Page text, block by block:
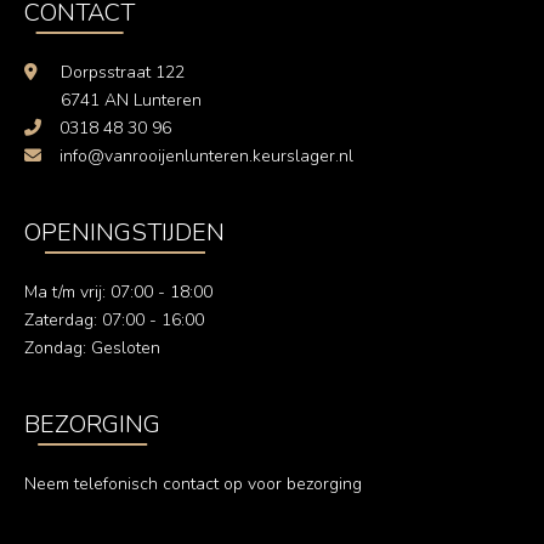
CONTACT
Dorpsstraat 122
6741 AN Lunteren
0318 48 30 96
info@vanrooijenlunteren.keurslager.nl
OPENINGSTIJDEN
Ma t/m vrij: 07:00 - 18:00
Zaterdag: 07:00 - 16:00
Zondag: Gesloten
BEZORGING
Neem telefonisch contact op voor bezorging